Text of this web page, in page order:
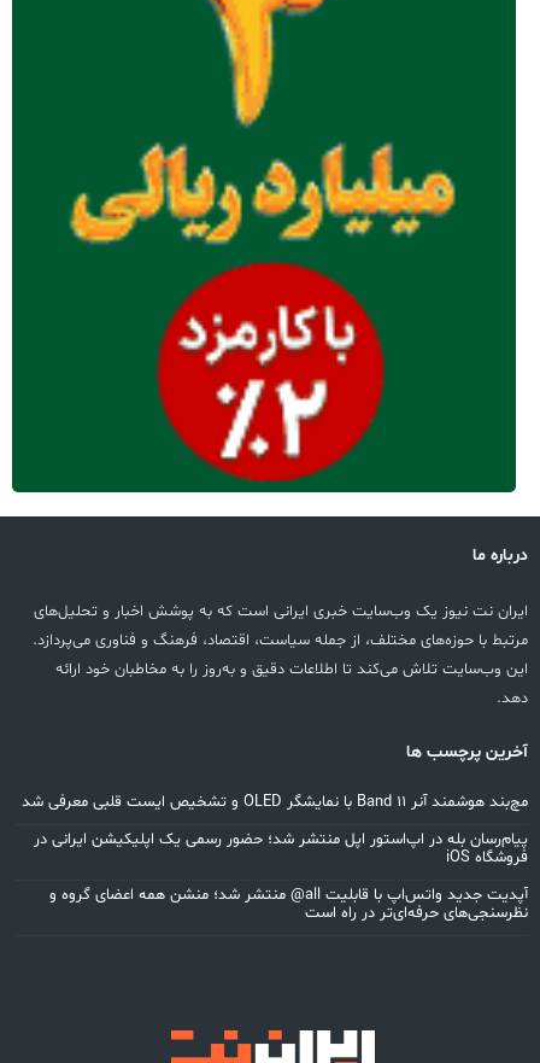
درباره ما
ایران نت نیوز یک وب‌سایت خبری ایرانی است که به پوشش اخبار و تحلیل‌های
مرتبط با حوزه‌های مختلف، از جمله سیاست، اقتصاد، فرهنگ و فناوری می‌پردازد.
این وب‌سایت تلاش می‌کند تا اطلاعات دقیق و به‌روز را به مخاطبان خود ارائه
دهد.
آخرین پرچسب ها
مچ‌بند هوشمند آنر Band 11 با نمایشگر OLED و تشخیص ایست قلبی معرفی شد
پیام‌رسان بله در اپ‌استور اپل منتشر شد؛ حضور رسمی یک اپلیکیشن ایرانی در
فروشگاه iOS
آپدیت جدید واتس‌اپ با قابلیت all@ منتشر شد؛ منشن همه اعضای گروه و
نظرسنجی‌های حرفه‌ای‌تر در راه است